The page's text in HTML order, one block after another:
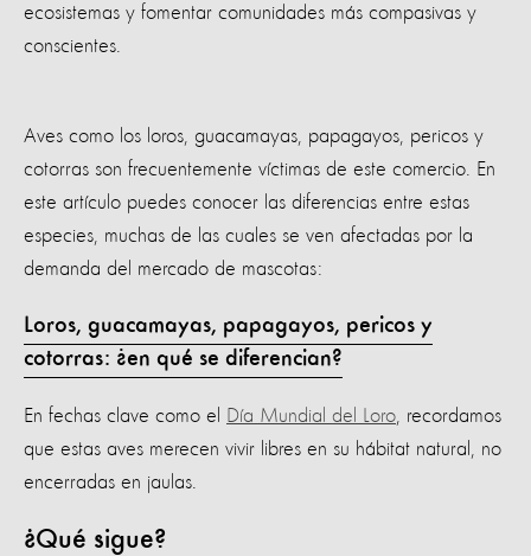
ecosistemas y fomentar comunidades más compasivas y
conscientes.
Aves como los loros, guacamayas, papagayos, pericos y
cotorras son frecuentemente víctimas de este comercio. En
este artículo puedes conocer las diferencias entre estas
especies, muchas de las cuales se ven afectadas por la
demanda del mercado de mascotas:
Loros, guacamayas, papagayos, pericos y
cotorras: ¿en qué se diferencian?
En fechas clave como el Día Mundial del Loro , recordamos
que estas aves merecen vivir libres en su hábitat natural, no
encerradas en jaulas.
¿Qué sigue?